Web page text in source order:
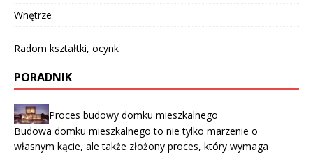
Wnętrze
Radom kształtki, ocynk
PORADNIK
Proces budowy domku mieszkalnego
Budowa domku mieszkalnego to nie tylko marzenie o
własnym kącie, ale także złożony proces, który wymaga